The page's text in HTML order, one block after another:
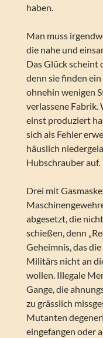
haben.
Man muss
die nahe und
Das Glück scheint
denn sie finden
ohnehin wenigen
verlassene Fabrik.
einst produziert
sich als Fehler
häuslich
Hubschrauber auf.
Drei mit
abgesetzt, die
schießen, denn
Geheimnis, das
Militärs nicht an
wollen. Illegale
Gange, die
zu grässlich
Mutanten
eingefangen oder